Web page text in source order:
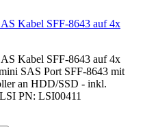
Kabel SFF-8643 auf 4x
Kabel SFF-8643 auf 4x
SAS Port SFF-8643 mit
an HDD/SSD - inkl.
PN: LSI00411